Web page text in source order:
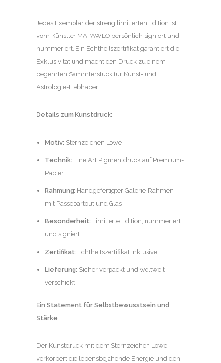
Jedes Exemplar der streng limitierten Edition ist
vom Künstler MAPAWLO persönlich signiert und
nummeriert. Ein Echtheitszertifikat garantiert die
Exklusivität und macht den Druck zu einem
begehrten Sammlerstück für Kunst- und
Astrologie-Liebhaber.
Details zum Kunstdruck:
Motiv: Sternzeichen Löwe
Technik: Fine Art Pigmentdruck auf Premium-
Papier
Rahmung: Handgefertigter Galerie-Rahmen
mit Passepartout und Glas
Besonderheit: Limitierte Edition, nummeriert
und signiert
Zertifikat: Echtheitszertifikat inklusive
Lieferung: Sicher verpackt und weltweit
verschickt
Ein Statement für Selbstbewusstsein und
Stärke
Der Kunstdruck mit dem Sternzeichen Löwe
verkörpert die lebensbejahende Energie und den